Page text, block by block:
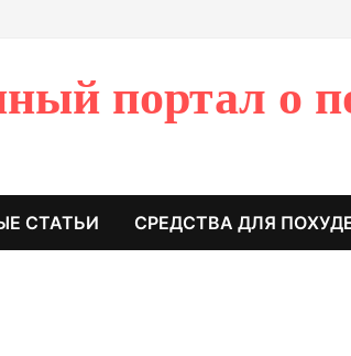
портал о
СТАТЬИ СРЕДСТВА ДЛЯ